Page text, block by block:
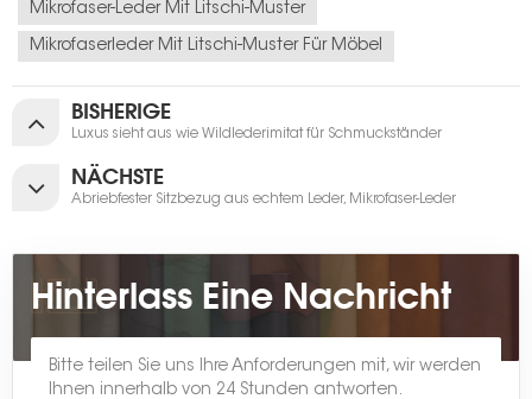
Mikrofaser-Leder Mit Litschi-Muster
Mikrofaserleder Mit Litschi-Muster Für Möbel
BISHERIGE
Luxus sieht aus wie Wildlederimitat für Schmuckständer
NÄCHSTE
Abriebfester Sitzbezug aus echtem Leder, Mikrofaser-Leder
Hinterlass Eine Nachricht
Bitte teilen Sie uns Ihre Anforderungen mit, wir werden
Ihnen innerhalb von 24 Stunden antworten.